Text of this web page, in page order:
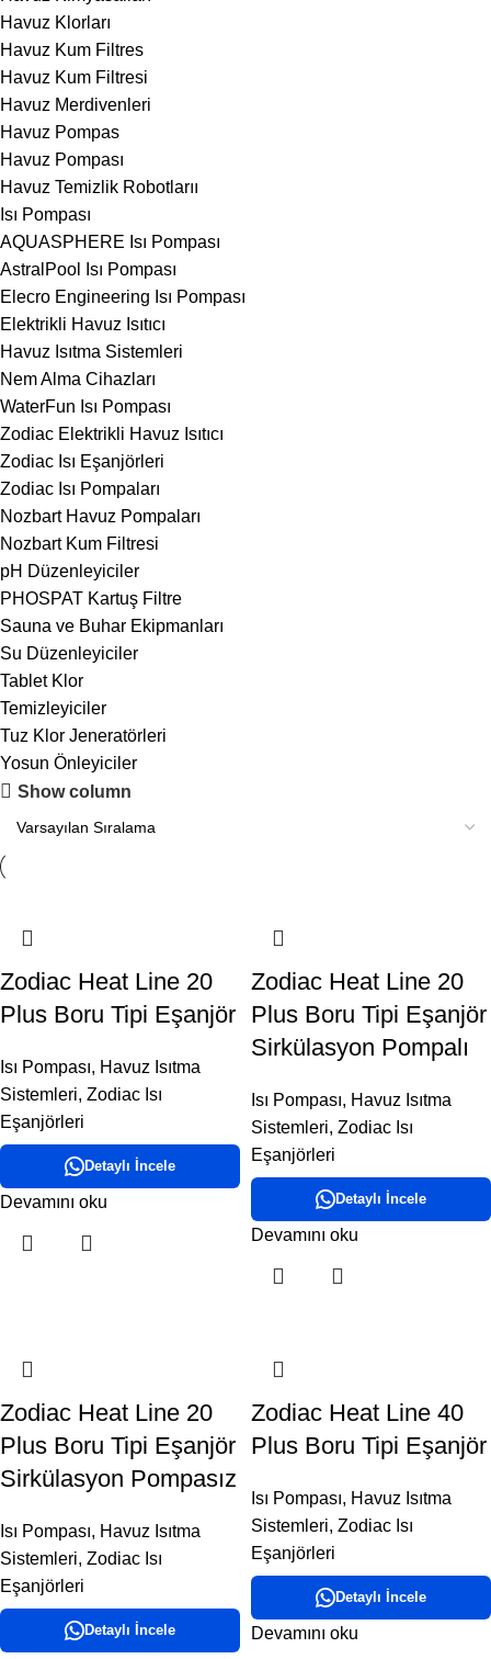
Havuz Klorları
Havuz Kum Filtres
Havuz Kum Filtresi
Havuz Merdivenleri
Havuz Pompas
Havuz Pompası
Havuz Temizlik Robotlarıı
Isı Pompası
AQUASPHERE Isı Pompası
AstralPool Isı Pompası
Elecro Engineering Isı Pompası
Elektrikli Havuz Isıtıcı
Havuz Isıtma Sistemleri
Nem Alma Cihazları
WaterFun Isı Pompası
Zodiac Elektrikli Havuz Isıtıcı
Zodiac Isı Eşanjörleri
Zodiac Isı Pompaları
Nozbart Havuz Pompaları
Nozbart Kum Filtresi
pH Düzenleyiciler
PHOSPAT Kartuş Filtre
Sauna ve Buhar Ekipmanları
Su Düzenleyiciler
Tablet Klor
Temizleyiciler
Tuz Klor Jeneratörleri
Yosun Önleyiciler
Show column
Zodiac Heat Line 20
Plus Boru Tipi Eşanjör
Isı Pompası, Havuz Isıtma
Sistemleri, Zodiac Isı
Eşanjörleri
Detaylı İncele
Devamını oku
Zodiac Heat Line 20
Plus Boru Tipi Eşanjör
Sirkülasyon Pompalı
Isı Pompası, Havuz Isıtma
Sistemleri, Zodiac Isı
Eşanjörleri
Detaylı İncele
Devamını oku
Zodiac Heat Line 20
Plus Boru Tipi Eşanjör
Sirkülasyon Pompasız
Isı Pompası, Havuz Isıtma
Sistemleri, Zodiac Isı
Eşanjörleri
Detaylı İncele
Zodiac Heat Line 40
Plus Boru Tipi Eşanjör
Isı Pompası, Havuz Isıtma
Sistemleri, Zodiac Isı
Eşanjörleri
Detaylı İncele
Devamını oku